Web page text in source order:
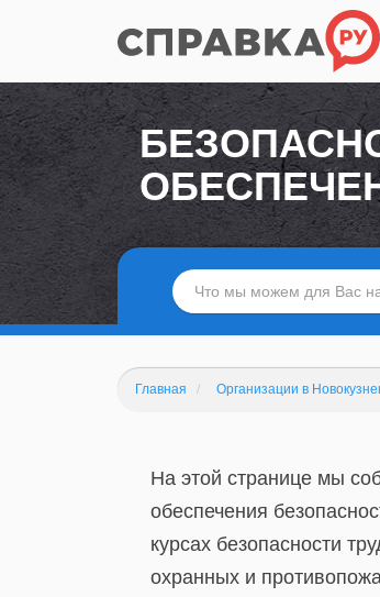
Главная Организации в
На этой странице мы
обеспечения
курсах безопасности
охранных и